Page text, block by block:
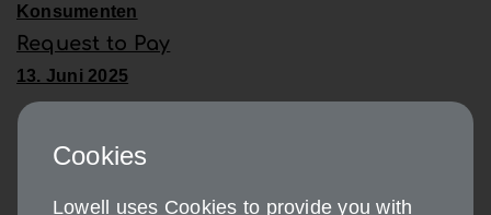
Konsumenten
Request to Pay
13. Juni 2025
Cookies
Lowell uses Cookies to provide you with